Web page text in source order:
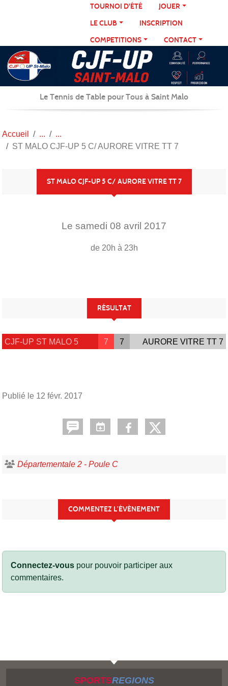
TOURNOI D'ÉTÉ
JOUER
LE CLUB
INSCRIPTION
COMPETITIONS
CONTACT
Le Tennis de Table pour Tous à Saint Malo
Accueil
ST MALO CJF-UP 5 C/ AURORE VITRE TT 7
ST MALO CJF-UP 5 C/ AURORE VITRE TT 7
Le samedi 08 avril 2017
de 20h à 23h
RÉSULTAT
CJF-UP ST MALO 5 7 7 AURORE VITRE TT 7
Publié le 12 févr. 2017
Départementale 2 - Poule C
COMMENTEZ L’ÉVÈNEMENT
Connectez-vous pour pouvoir participer aux
commentaires.
SPORTSREGIONS
Panneau de gestion des cookies